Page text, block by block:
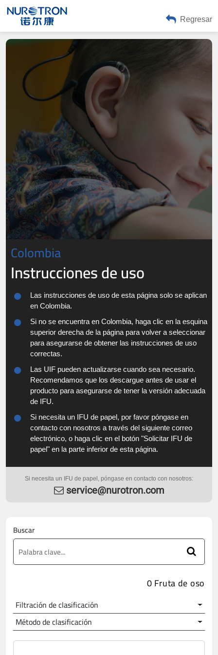
Regresar
Colombia
Instrucciones de uso
Las instrucciones de uso de esta página solo se aplican
en Colombia.
Si no se encuentra en Colombia, haga clic en la esquina
superior derecha de la página para volver a seleccionar
para asegurarse de obtener las instrucciones de uso
correctas.
Las UIF pueden actualizarse cuando sea necesario.
Recomendamos que los descargue antes de usar el
producto para asegurarse de tener la versión adecuada
de IFU.
Si necesita un IFU de papel, por favor póngase en
contacto con nosotros a través del siguiente correo
electrónico, o haga clic en el botón "Solicitar IFU de
papel" en la parte inferior de esta página.
Si necesita un IFU de papel, póngase en contacto con nosotros:
service@nurotron.com
Buscar
0 Fruta de oso
Filtración de clasificación
Método de clasificación